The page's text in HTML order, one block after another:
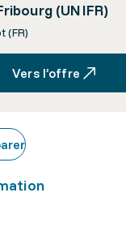
(UNIFR)
(FR)
Vers l’offre